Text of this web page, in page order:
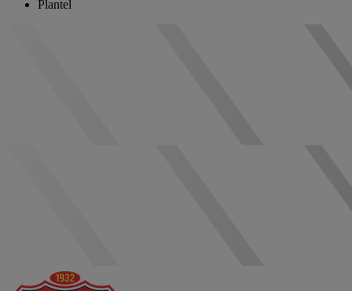
Plantel